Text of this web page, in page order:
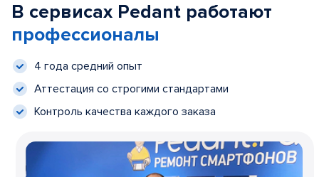
В сервисах Pedant работают
профессионалы
4 года средний опыт
Аттестация со строгими стандартами
Контроль качества каждого заказа